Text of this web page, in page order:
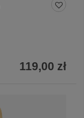
119,00 zł